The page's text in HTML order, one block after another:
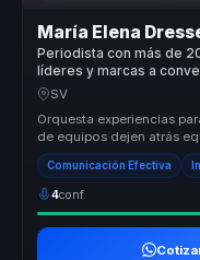
María Elena
Periodista con más de
líderes y marcas a
autoridad, recordación y
SV
Orquesta experiencias
de equipos dejen atrás
liderazgo estr...
Comunicación Efectiva
4conf.